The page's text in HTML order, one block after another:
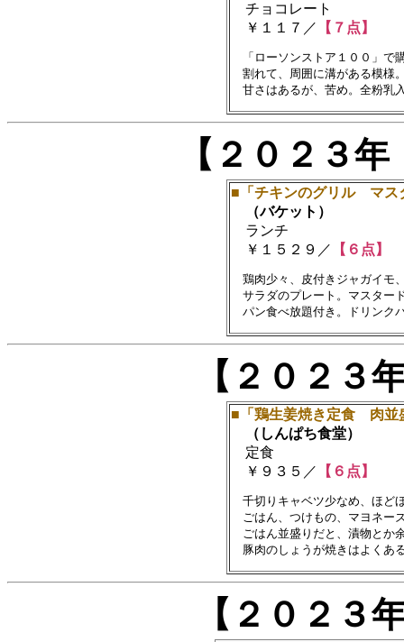
チョコレート
￥１１７／
【７点】
「ローソンストア１００」で
割れて、周囲に溝がある模様
【２０２３
■「チキンのグリル マス
（バケット）
ランチ
￥１５２９／
【６点】
鶏肉少々、皮付きジャガイモ
サラダのプレート。マスター
【２０２
■「鶏生姜焼き定食 肉並
（しんぱち食堂）
定食
￥９３５／
【６点】
千切りキャベツ少なめ、ほど
ごはん、つけもの、マヨネー
ごはん並盛りだと、漬物とか
【２０２